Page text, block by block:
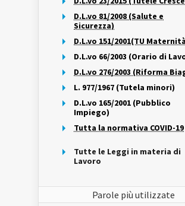
D.L.vo 81/2008 (Salute e
Sicurezza)
D.L.vo 151/2001(TU
D.L.vo 66/2003 (Orario di
D.L.vo 276/2003 (Riforma
L. 977/1967 (Tutela minori)
D.L.vo 165/2001 (Pubblico
Impiego)
Tutta la normativa COVID-19
Tutte le Leggi in materia di
Lavoro
Parole più utilizzate